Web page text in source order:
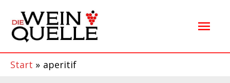
Inhalt
springen
Start aperitif